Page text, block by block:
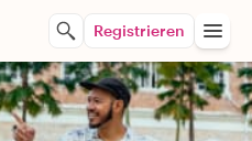
Registrieren